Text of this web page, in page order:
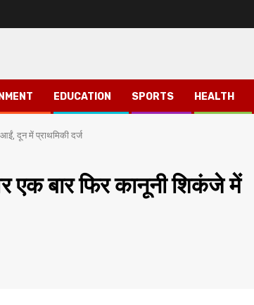
EDUCATION SPORTS HEALTH
दून में प्राथमिकी दर्ज
एक बार फिर कानूनी शिकंजे में